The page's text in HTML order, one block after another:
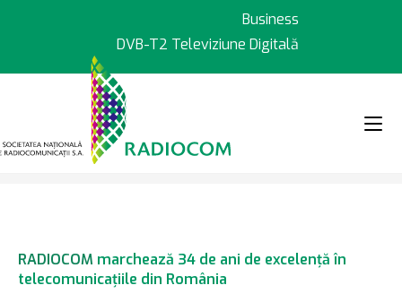
Business
DVB-T2 Televiziune Digitală
> Știri
RADIOCOM marchează 34 de ani de excelență în
telecomunicațiile din România